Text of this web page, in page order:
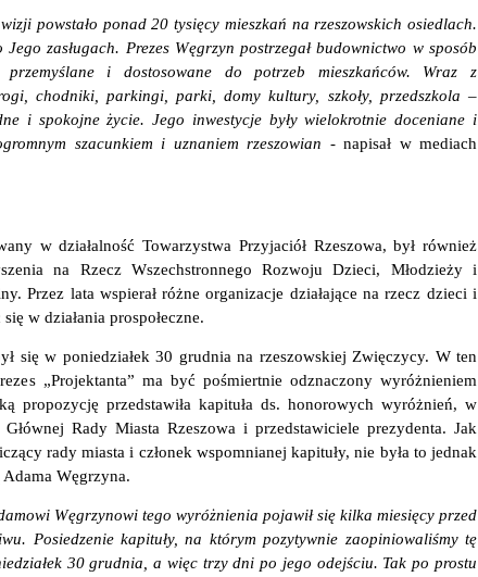
powstało ponad 20 tysięcy mieszkań na rzeszowskich osiedlach.
zasługach. Prezes Węgrzyn postrzegał budownictwo w sposób
przemyślane i dostosowane do potrzeb mieszkańców. Wraz z
chodniki, parkingi, parki, domy kultury, szkoły, przedszkola –
i spokojne życie. Jego inwestycje były wielokrotnie doceniane i
szacunkiem i uznaniem rzeszowian - napisał w mediach
w działalność Towarzystwa Przyjaciół Rzeszowa, był również
na Rzecz Wszechstronnego Rozwoju Dzieci, Młodzieży i
Przez lata wspierał różne organizacje działające na rzecz dzieci i
w działania prospołeczne.
się w poniedziałek 30 grudnia na rzeszowskiej Zwięczycy. W ten
„Projektanta” ma być pośmiertnie odznaczony wyróżnieniem
propozycję przedstawiła kapituła ds. honorowych wyróżnień, w
Rady Miasta Rzeszowa i przedstawiciele prezydenta. Jak
rady miasta i członek wspomnianej kapituły, nie była to jednak
Węgrzyna.
Węgrzynowi tego wyróżnienia pojawił się kilka miesięcy przed
Posiedzenie kapituły, na którym pozytywnie zaopiniowaliśmy tę
30 grudnia, a więc trzy dni po jego odejściu. Tak po prostu